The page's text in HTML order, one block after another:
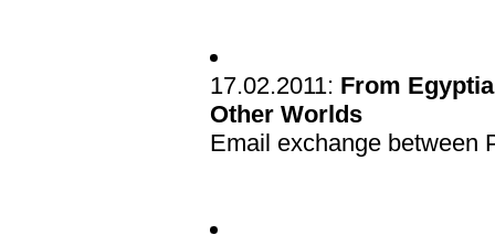
17.02.2011: From
Other Worlds
Email exchange between